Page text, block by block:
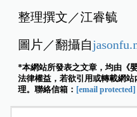
整理撰文／江睿毓
圖片／翻攝自
*本網站所發表之文章，均由《
法律權益，若欲引用或轉載網
理。聯絡信箱： [email protected]